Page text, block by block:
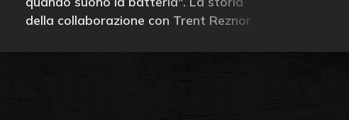
della collaborazione con Trent Reznor